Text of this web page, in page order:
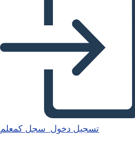
تسجيل دخول سجل كمعلم